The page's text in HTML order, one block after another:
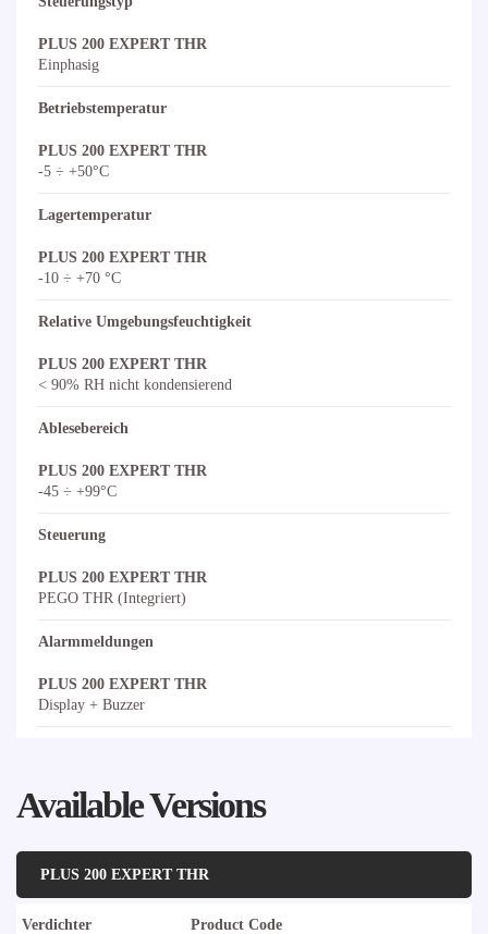
PLUS 200 EXPERT THR
Einphasig
Betriebstemperatur
PLUS 200 EXPERT THR
-5 ÷ +50°C
Lagertemperatur
PLUS 200 EXPERT THR
-10 ÷ +70 °C
Relative Umgebungsfeuchtigkeit
PLUS 200 EXPERT THR
< 90% RH nicht kondensierend
Ablesebereich
PLUS 200 EXPERT THR
-45 ÷ +99°C
Steuerung
PLUS 200 EXPERT THR
PEGO THR (Integriert)
Alarmmeldungen
PLUS 200 EXPERT THR
Display + Buzzer
Available Versions
PLUS 200 EXPERT THR
Verdichter
Product Code